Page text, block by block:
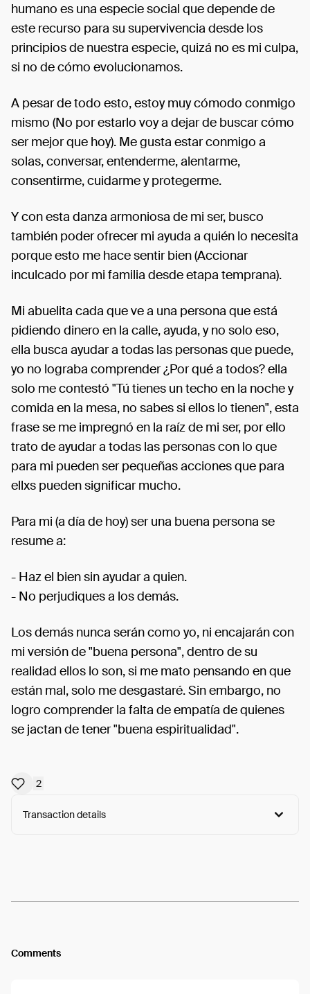
humano es una especie social que depende de
este recurso para su supervivencia desde los
principios de nuestra especie, quizá no es mi culpa,
si no de cómo evolucionamos.
A pesar de todo esto, estoy muy cómodo conmigo
mismo (No por estarlo voy a dejar de buscar cómo
ser mejor que hoy). Me gusta estar conmigo a
solas, conversar, entenderme, alentarme,
consentirme, cuidarme y protegerme.
Y con esta danza armoniosa de mi ser, busco
también poder ofrecer mi ayuda a quién lo necesita
porque esto me hace sentir bien (Accionar
inculcado por mi familia desde etapa temprana).
Mi abuelita cada que ve a una persona que está
pidiendo dinero en la calle, ayuda, y no solo eso,
ella busca ayudar a todas las personas que puede,
yo no lograba comprender ¿Por qué a todos? ella
solo me contestó "Tú tienes un techo en la noche y
comida en la mesa, no sabes si ellos lo tienen", esta
frase se me impregnó en la raíz de mi ser, por ello
trato de ayudar a todas las personas con lo que
para mi pueden ser pequeñas acciones que para
ellxs pueden significar mucho.
Para mi (a día de hoy) ser una buena persona se
resume a:
- Haz el bien sin ayudar a quien.
- No perjudiques a los demás.
Los demás nunca serán como yo, ni encajarán con
mi versión de "buena persona", dentro de su
realidad ellos lo son, si me mato pensando en que
están mal, solo me desgastaré. Sin embargo, no
logro comprender la falta de empatía de quienes
se jactan de tener "buena espiritualidad".
2
Transaction details
Comments